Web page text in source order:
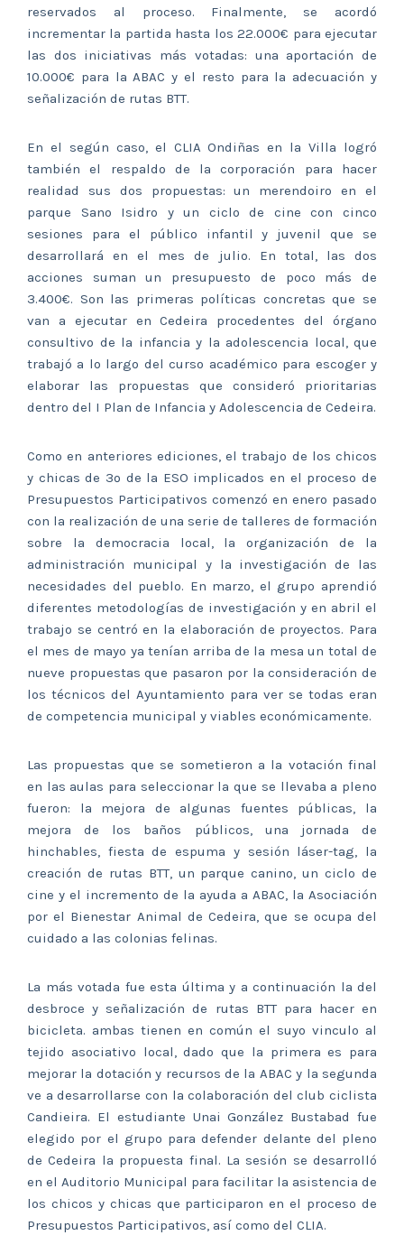
reservados al proceso. Finalmente, se acordó
incrementar la partida hasta los 22.000€ para ejecutar
las dos iniciativas más votadas: una aportación de
10.000€ para la ABAC y el resto para la adecuación y
señalización de rutas BTT.
En el según caso, el CLIA Ondiñas en la Villa logró
también el respaldo de la corporación para hacer
realidad sus dos propuestas: un merendoiro en el
parque Sano Isidro y un ciclo de cine con cinco
sesiones para el público infantil y juvenil que se
desarrollará en el mes de julio. En total, las dos
acciones suman un presupuesto de poco más de
3.400€. Son las primeras políticas concretas que se
van a ejecutar en Cedeira procedentes del órgano
consultivo de la infancia y la adolescencia local, que
trabajó a lo largo del curso académico para escoger y
elaborar las propuestas que consideró prioritarias
dentro del I Plan de Infancia y Adolescencia de Cedeira.
Como en anteriores ediciones, el trabajo de los chicos
y chicas de 3º de la ESO implicados en el proceso de
Presupuestos Participativos comenzó en enero pasado
con la realización de una serie de talleres de formación
sobre la democracia local, la organización de la
administración municipal y la investigación de las
necesidades del pueblo. En marzo, el grupo aprendió
diferentes metodologías de investigación y en abril el
trabajo se centró en la elaboración de proyectos. Para
el mes de mayo ya tenían arriba de la mesa un total de
nueve propuestas que pasaron por la consideración de
los técnicos del Ayuntamiento para ver se todas eran
de competencia municipal y viables económicamente.
Las propuestas que se sometieron a la votación final
en las aulas para seleccionar la que se llevaba a pleno
fueron: la mejora de algunas fuentes públicas, la
mejora de los baños públicos, una jornada de
hinchables, fiesta de espuma y sesión láser-tag, la
creación de rutas BTT, un parque canino, un ciclo de
cine y el incremento de la ayuda a ABAC, la Asociación
por el Bienestar Animal de Cedeira, que se ocupa del
cuidado a las colonias felinas.
La más votada fue esta última y a continuación la del
desbroce y señalización de rutas BTT para hacer en
bicicleta. ambas tienen en común el suyo vinculo al
tejido asociativo local, dado que la primera es para
mejorar la dotación y recursos de la ABAC y la segunda
ve a desarrollarse con la colaboración del club ciclista
Candieira. El estudiante Unai González Bustabad fue
elegido por el grupo para defender delante del pleno
de Cedeira la propuesta final. La sesión se desarrolló
en el Auditorio Municipal para facilitar la asistencia de
los chicos y chicas que participaron en el proceso de
Presupuestos Participativos, así como del CLIA.